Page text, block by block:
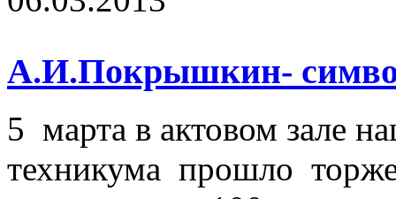
А.И.Покрышкин-
5 марта в актовом зале
техникума прошло